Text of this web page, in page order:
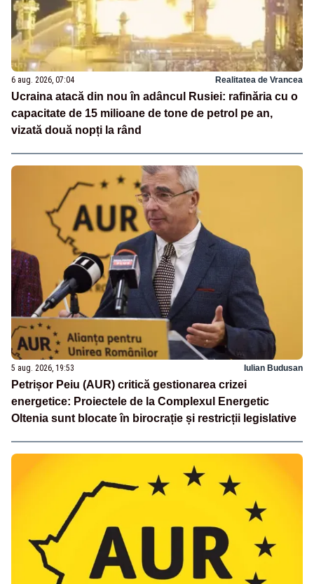
6 aug. 2026, 07:04 Realitatea de Vrancea
Ucraina atacă din nou în adâncul Rusiei: rafinăria cu o
capacitate de 15 milioane de tone de petrol pe an,
vizată două nopți la rând
5 aug. 2026, 19:53 Iulian Budusan
Petrișor Peiu (AUR) critică gestionarea crizei
energetice: Proiectele de la Complexul Energetic
Oltenia sunt blocate în birocrație și restricții legislative